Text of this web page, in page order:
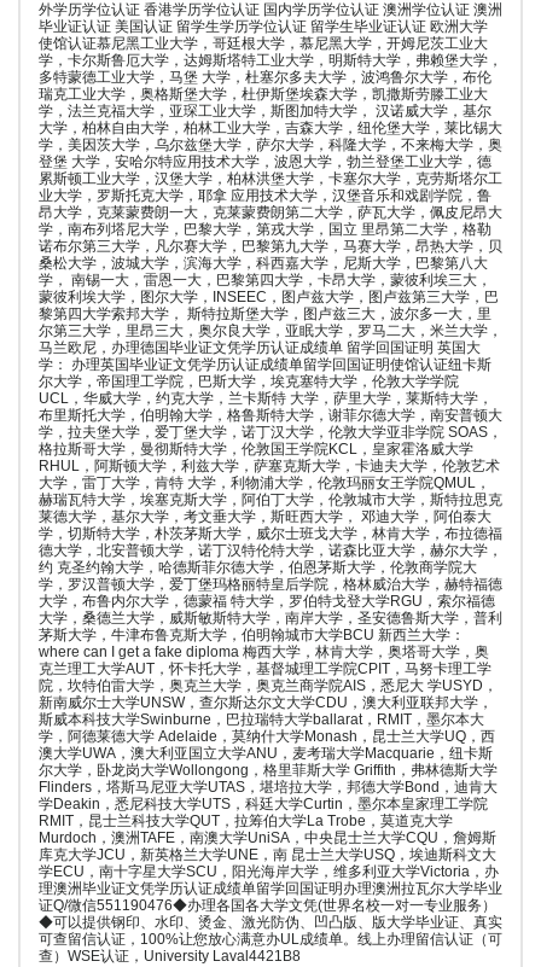
外学历学位认证 香港学历学位认证 国内学历学位认证 澳洲学位认证 澳洲
毕业证认证 美国认证 留学生学历学位认证 留学生毕业证认证 欧洲大学
使馆认证慕尼黑工业大学，哥廷根大学，慕尼黑大学，开姆尼茨工业大
学，卡尔斯鲁厄大学，达姆斯塔特工业大学，明斯特大学，弗赖堡大学，
多特蒙德工业大学，马堡 大学，杜塞尔多夫大学，波鸿鲁尔大学，布伦
瑞克工业大学，奥格斯堡大学，杜伊斯堡埃森大学，凯撒斯劳滕工业大
学，法兰克福大学，亚琛工业大学，斯图加特大学， 汉诺威大学，基尔
大学，柏林自由大学，柏林工业大学，吉森大学，纽伦堡大学，莱比锡大
学，美因茨大学，乌尔兹堡大学，萨尔大学，科隆大学，不来梅大学，奥
登堡 大学，安哈尔特应用技术大学，波恩大学，勃兰登堡工业大学，德
累斯顿工业大学，汉堡大学，柏林洪堡大学，卡塞尔大学，克劳斯塔尔工
业大学，罗斯托克大学，耶拿 应用技术大学，汉堡音乐和戏剧学院，鲁
昂大学，克莱蒙费朗一大，克莱蒙费朗第二大学，萨瓦大学，佩皮尼昂大
学，南布列塔尼大学，巴黎大学，第戎大学，国立 里昂第二大学，格勒
诺布尔第三大学，凡尔赛大学，巴黎第九大学，马赛大学，昂热大学，贝
桑松大学，波城大学，滨海大学，科西嘉大学，尼斯大学，巴黎第八大
学， 南锡一大，雷恩一大，巴黎第四大学，卡昂大学，蒙彼利埃三大，
蒙彼利埃大学，图尔大学，INSEEC，图卢兹大学，图卢兹第三大学，巴
黎第四大学索邦大学， 斯特拉斯堡大学，图卢兹三大，波尔多一大，里
尔第三大学，里昂三大，奥尔良大学，亚眠大学，罗马二大，米兰大学，
马兰欧尼，办理德国毕业证文凭学历认证成绩单 留学回国证明 英国大
学： 办理英国毕业证文凭学历认证成绩单留学回国证明使馆认证纽卡斯
尔大学，帝国理工学院，巴斯大学，埃克塞特大学，伦敦大学学院
UCL，华威大学，约克大学，兰卡斯特 大学，萨里大学，莱斯特大学，
布里斯托大学，伯明翰大学，格鲁斯特大学，谢菲尔德大学，南安普顿大
学，拉夫堡大学，爱丁堡大学，诺丁汉大学，伦敦大学亚非学院 SOAS，
格拉斯哥大学，曼彻斯特大学，伦敦国王学院KCL，皇家霍洛威大学
RHUL，阿斯顿大学，利兹大学，萨塞克斯大学，卡迪夫大学，伦敦艺术
大学，雷丁大学，肯特 大学，利物浦大学，伦敦玛丽女王学院QMUL，
赫瑞瓦特大学，埃塞克斯大学，阿伯丁大学，伦敦城市大学，斯特拉思克
莱德大学，基尔大学，考文垂大学，斯旺西大学， 邓迪大学，阿伯泰大
学，切斯特大学，朴茨茅斯大学，威尔士班戈大学，林肯大学，布拉德福
德大学，北安普顿大学，诺丁汉特伦特大学，诺森比亚大学，赫尔大学，
约 克圣约翰大学，哈德斯菲尔德大学，伯恩茅斯大学，伦敦商学院大
学，罗汉普顿大学，爱丁堡玛格丽特皇后学院，格林威治大学，赫特福德
大学，布鲁内尔大学，德蒙福 特大学，罗伯特戈登大学RGU，索尔福德
大学，桑德兰大学，威斯敏斯特大学，南岸大学，圣安德鲁斯大学，普利
茅斯大学，牛津布鲁克斯大学，伯明翰城市大学BCU 新西兰大学：
where can I get a fake diploma 梅西大学，林肯大学，奥塔哥大学，奥
克兰理工大学AUT，怀卡托大学，基督城理工学院CPIT，马努卡理工学
院，坎特伯雷大学，奥克兰大学，奥克兰商学院AIS，悉尼大 学USYD，
新南威尔士大学UNSW，查尔斯达尔文大学CDU，澳大利亚联邦大学，
斯威本科技大学Swinburne，巴拉瑞特大学ballarat，RMIT，墨尔本大
学，阿德莱德大学 Adelaide，莫纳什大学Monash，昆士兰大学UQ，西
澳大学UWA，澳大利亚国立大学ANU，麦考瑞大学Macquarie，纽卡斯
尔大学，卧龙岗大学Wollongong，格里菲斯大学 Griffith，弗林德斯大学
Flinders，塔斯马尼亚大学UTAS，堪培拉大学，邦德大学Bond，迪肯大
学Deakin，悉尼科技大学UTS，科廷大学Curtin，墨尔本皇家理工学院
RMIT，昆士兰科技大学QUT，拉筹伯大学La Trobe，莫道克大学
Murdoch，澳洲TAFE，南澳大学UniSA，中央昆士兰大学CQU，詹姆斯
库克大学JCU，新英格兰大学UNE，南 昆士兰大学USQ，埃迪斯科文大
学ECU，南十字星大学SCU，阳光海岸大学，维多利亚大学Victoria，办
理澳洲毕业证文凭学历认证成绩单留学回国证明办理澳洲拉瓦尔大学毕业
证Q/微信551190476◆办理各国各大学文凭(世界名校一对一专业服务）
◆可以提供钢印、水印、烫金、激光防伪、凹凸版、版大学毕业证、真实
可查留信认证，100%让您放心满意办UL成绩单。线上办理留信认证（可
查）WSE认证，University Laval4421B8